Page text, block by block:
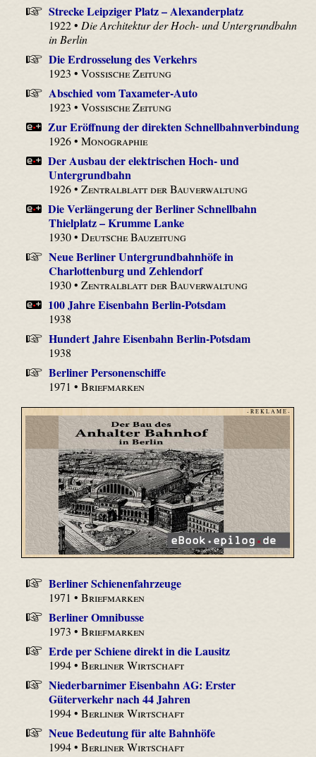
Strecke Leipziger Platz – Alexanderplatz
1922 •Die Architektur der Hoch- und Untergrundbahn
in Berlin
Die Erdrosselung des Verkehrs
1923 •Vossische Zeitung
Abschied vom Taxameter-Auto
1923 •Vossische Zeitung
Zur Eröffnung der direkten Schnellbahnverbindung
1926 •Monographie
Der Ausbau der elektrischen Hoch- und
Untergrundbahn
1926 •Zentralblatt der Bauverwaltung
Die Verlängerung der Berliner Schnellbahn
Thielplatz – Krumme Lanke
1930 •Deutsche Bauzeitung
Neue Berliner Untergrundbahnhöfe in
Charlottenburg und Zehlendorf
1930 •Zentralblatt der Bauverwaltung
100 Jahre Eisenbahn Berlin-Potsdam
1938
Hundert Jahre Eisenbahn Berlin-Potsdam
1938
Berliner Personenschiffe
1971 •Briefmarken
- R E K L A M E -
Berliner Schienenfahrzeuge
1971 •Briefmarken
Berliner Omnibusse
1973 •Briefmarken
Erde per Schiene direkt in die Lausitz
1994 •Berliner Wirtschaft
Niederbarnimer Eisenbahn AG: Erster
Güterverkehr nach 44 Jahren
1994 •Berliner Wirtschaft
Neue Bedeutung für alte Bahnhöfe
1994 •Berliner Wirtschaft